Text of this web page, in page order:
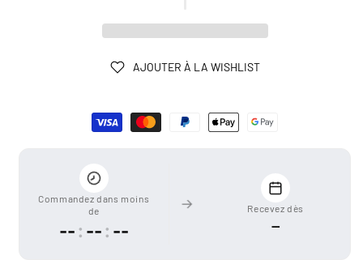
AJOUTER À LA WISHLIST
Commandez dans moins
de
--: --: --
Recevez dès
—